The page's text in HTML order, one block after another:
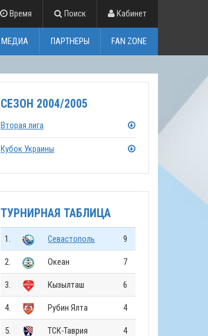
Время Поиск Кабинет
МЕДИА ПАРТНЕРЫ FAN ZONE
СЕЗОН 2004/2005
Вторая лига
Кубок Украины
ТУРНИРНАЯ ТАБЛИЦА
1. Севастополь 9
2. Океан 7
3. Кызылташ 6
4. Рубин Ялта 4
5. ТСК-Таврия 4